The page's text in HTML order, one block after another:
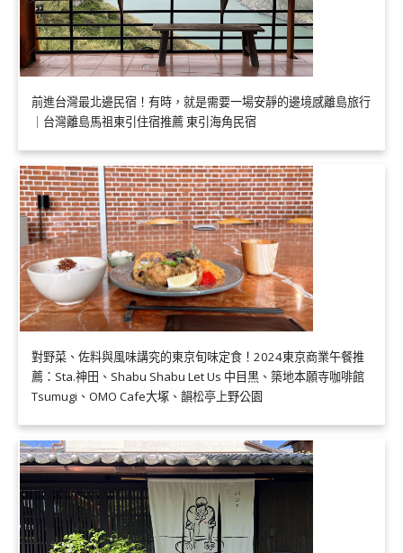
前進台灣最北邊民宿！有時，就是需要一場安靜的邊境感離島旅行
｜台灣離島馬祖東引住宿推薦 東引海角民宿
對野菜、佐料與風味講究的東京旬味定食！2024東京商業午餐推
薦：Sta.神田、Shabu Shabu Let Us 中目黒、築地本願寺咖啡館
Tsumugi、OMO Cafe大塚、韻松亭上野公園